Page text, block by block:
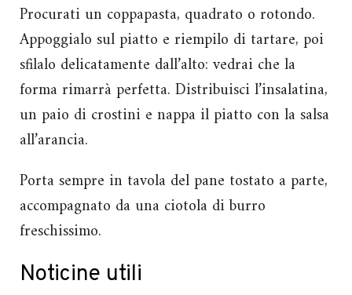
Procurati un coppapasta, quadrato o rotondo.
Appoggialo sul piatto e riempilo di tartare, poi
sfilalo delicatamente dall’alto: vedrai che la
forma rimarrà perfetta. Distribuisci l’insalatina,
un paio di crostini e nappa il piatto con la salsa
all’arancia.
Porta sempre in tavola del pane tostato a parte,
accompagnato da una ciotola di burro
freschissimo.
Noticine utili